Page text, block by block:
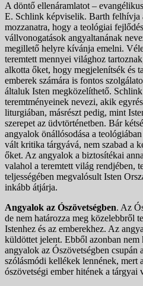
A döntő ellenáramlatot –
E. Schlink képviselik. Barth felhívja
mozzanatra, hogy a teológiai
vállvonogatások angyaltanának
megillető helyre kívánja emelni.
teremtett mennyei világhoz
alkotta őket, hogy megjelenítsék és
emberek számára is fontos
általuk Isten megközelíthető.
teremtményeinek nevezi, akik
liturgiában, másrészt pedig, mint
szerepet az üdvtörténetben. Bár
angyalok önállósodása a
vált kritika tárgyává, nem szabad a
őket. Az angyalok a biztosítékai
valahol a teremtett világ rendjében,
teljességében megvalósult Isten
inkább átjárja.
Angyalok az Ószövetségben. Az
de nem határozza meg közelebbről
Istenhez és az emberekhez. Az
küldöttet jelent. Ebből azonban
angyalok az Ószövetségben csupán
szólásmódi kellékek lennének, mert
ószövetségi ember hitének a tárgyai